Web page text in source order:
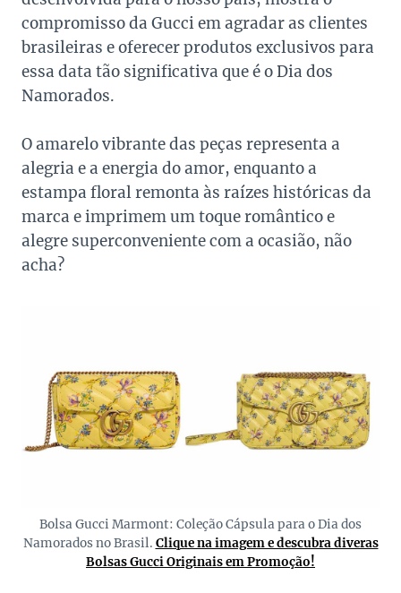
compromisso da Gucci em agradar as clientes
brasileiras e oferecer produtos exclusivos para
essa data tão significativa que é o Dia dos
Namorados.
O amarelo vibrante das peças representa a
alegria e a energia do amor, enquanto a
estampa floral remonta às raízes históricas da
marca e imprimem um toque romântico e
alegre superconveniente com a ocasião, não
acha?
Bolsa Gucci Marmont: Coleção Cápsula para o Dia dos
Namorados no Brasil. Clique na imagem e descubra diveras
Bolsas Gucci Originais em Promoção!